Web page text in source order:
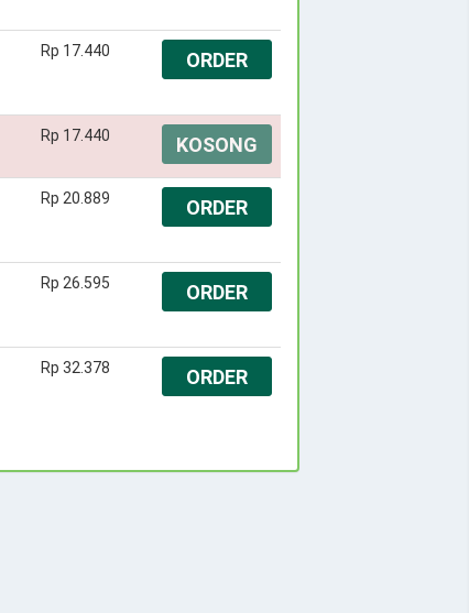
Rp 17.440 ORDER
Rp 17.440 KOSONG
Rp 20.889 ORDER
Rp 26.595 ORDER
Rp 32.378 ORDER